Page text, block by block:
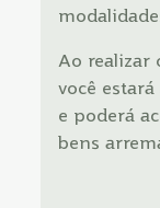
Ao realizar
você
e poderá
bens